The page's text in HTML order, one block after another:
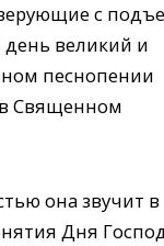
с
великий и
песнопении
в Священном
она звучит в
Дня